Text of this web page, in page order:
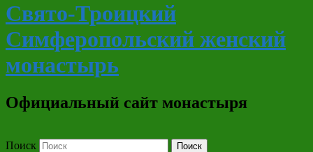
Свято-Троицкий
Симферопольский женский
монастырь
Официальный сайт монастыря
Поиск